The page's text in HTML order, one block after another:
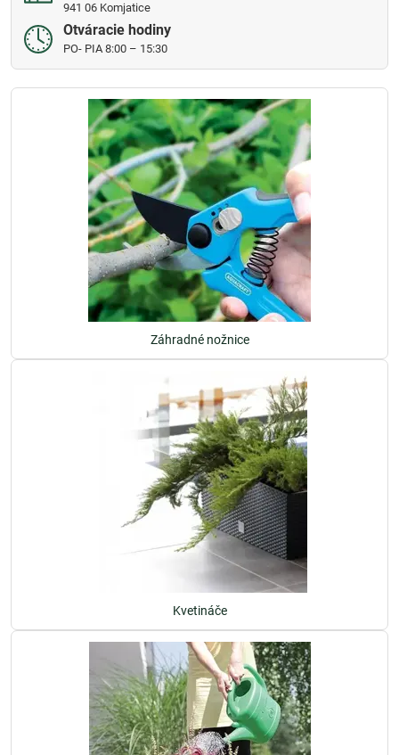
941 06 Komjatice
Otváracie hodiny
PO- PIA 8:00 – 15:30
Záhradné nožnice
Kvetináče